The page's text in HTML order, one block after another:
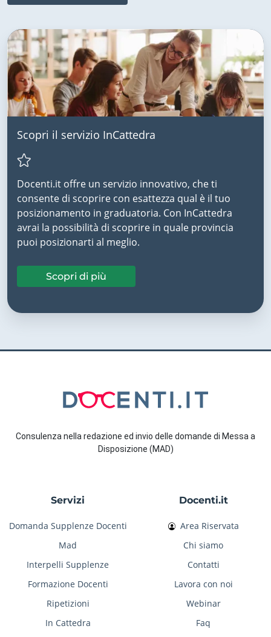
Scopri il servizio InCattedra
Docenti.it offre un servizio innovativo, che ti
consente di scoprire con esattezza qual è il tuo
posizionamento in graduatoria. Con InCattedra
avrai la possibilità di scoprire in quale provincia
puoi posizionarti al meglio.
Scopri di più
Consulenza nella redazione ed invio delle domande di Messa a
Disposizione (MAD)
Servizi
Domanda Supplenze Docenti
Mad
Interpelli Supplenze
Formazione Docenti
Ripetizioni
In Cattedra
Docenti.it
Area Riservata
Chi siamo
Contatti
Lavora con noi
Webinar
Faq